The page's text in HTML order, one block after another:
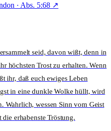
· Abs. 5:68 ↗
seid, davon wißt, denn in
höchsten Trost zu erhalten. Wenn
ihr, daß euch ewiges Leben
in eine dunkle Wolke hüllt, wird
Wahrlich, wessen Sinn vom Geist
erhabenste Tröstung.